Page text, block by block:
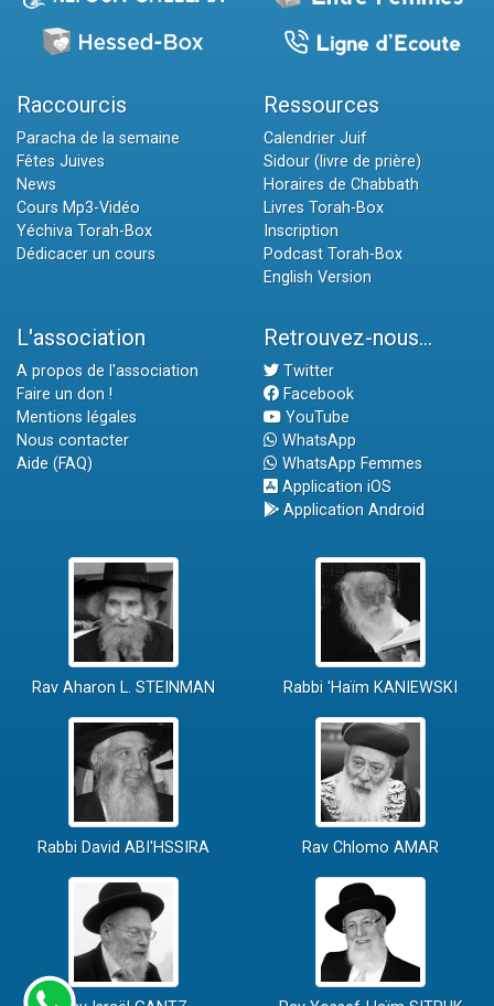
Raccourcis
Paracha de la semaine
Fêtes Juives
News
Cours Mp3-Vidéo
Yéchiva Torah-Box
Dédicacer un cours
Ressources
Calendrier Juif
Sidour (livre de prière)
Horaires de Chabbath
Livres Torah-Box
Inscription
Podcast Torah-Box
English Version
L'association
A propos de l'association
Faire un don !
Mentions légales
Nous contacter
Aide (FAQ)
Retrouvez-nous...
Twitter
Facebook
YouTube
WhatsApp
WhatsApp Femmes
Application iOS
Application Android
Rav Aharon L. STEINMAN Rabbi 'Haïm KANIEWSKI
Rabbi David ABI'HSSIRA Rav Chlomo AMAR